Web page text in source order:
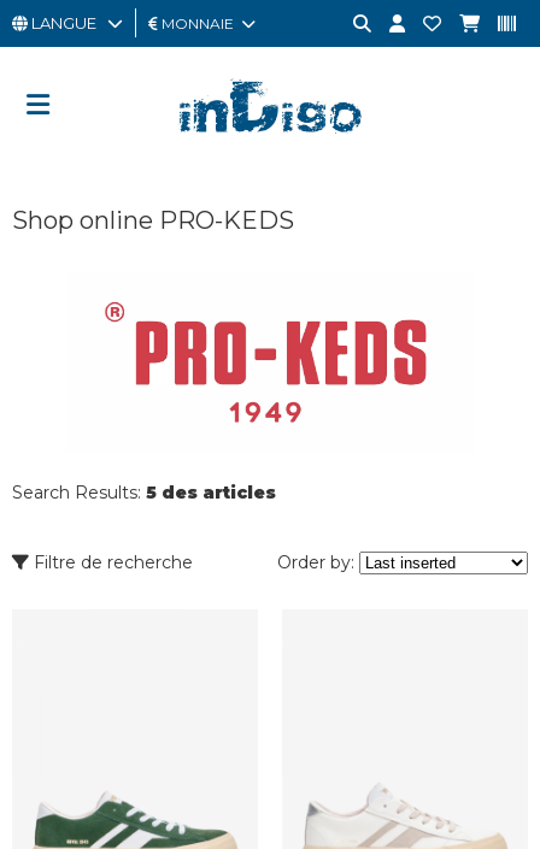
HOMME
CADEAU
LANGUE MONNAIE
Shop online PRO-KEDS
Search Results: 5 des articles
Filtre de recherche Order by: